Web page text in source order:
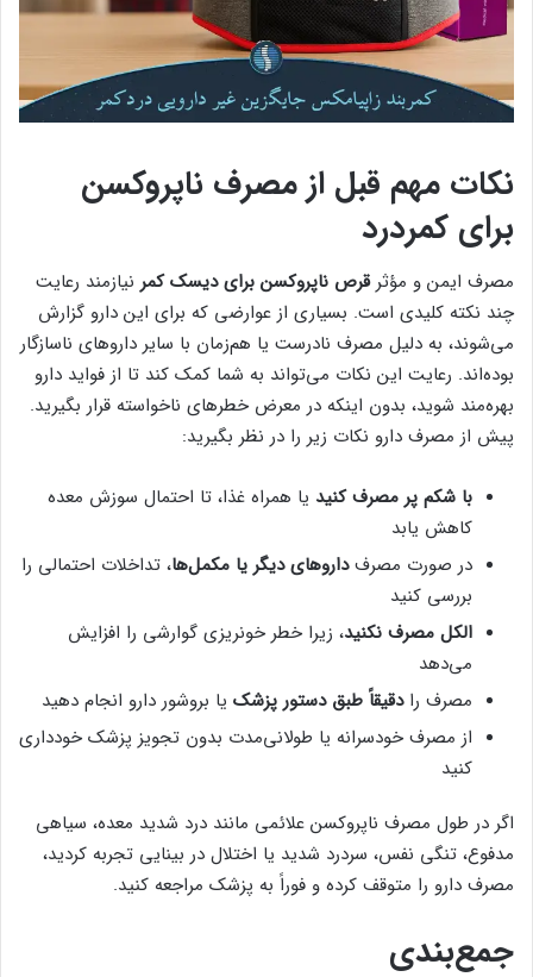
نکات مهم قبل از مصرف ناپروکسن
برای کمردرد
مصرف ایمن و مؤثرقرص ناپروکسن برای دیسک کمر نیازمند رعایت
چند نکته کلیدی است. بسیاری از عوارضی که برای این دارو گزارش
می‌شوند، به دلیل مصرف نادرست یا هم‌زمان با سایر داروهای ناسازگار
بوده‌اند. رعایت این نکات می‌تواند به شما کمک کند تا از فواید دارو
بهره‌مند شوید، بدون اینکه در معرض خطرهای ناخواسته قرار بگیرید.
پیش از مصرف دارو نکات زیر را در نظر بگیرید:
با شکم پر مصرف کنید یا همراه غذا، تا احتمال سوزش معده
کاهش یابد
در صورت مصرفداروهای دیگر یا مکمل‌ها، تداخلات احتمالی را
بررسی کنید
الکل مصرف نکنید، زیرا خطر خونریزی گوارشی را افزایش
می‌دهد
مصرف رادقیقاً طبق دستور پزشک یا بروشور دارو انجام دهید
از مصرف خودسرانه یا طولانی‌مدت بدون تجویز پزشک خودداری
کنید
اگر در طول مصرف ناپروکسن علائمی مانند درد شدید معده، سیاهی
مدفوع، تنگی نفس، سردرد شدید یا اختلال در بینایی تجربه کردید،
مصرف دارو را متوقف کرده و فوراً به پزشک مراجعه کنید.
جمع‌بندی